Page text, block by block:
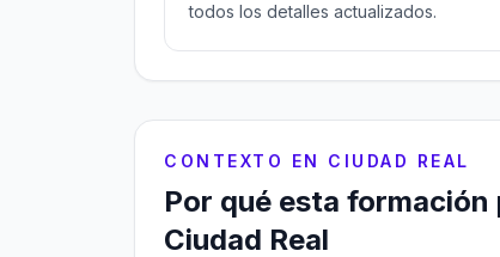
todos los detalles actualizados.
CONTEXTO EN CIUDAD REAL
Por qué esta
Ciudad Real